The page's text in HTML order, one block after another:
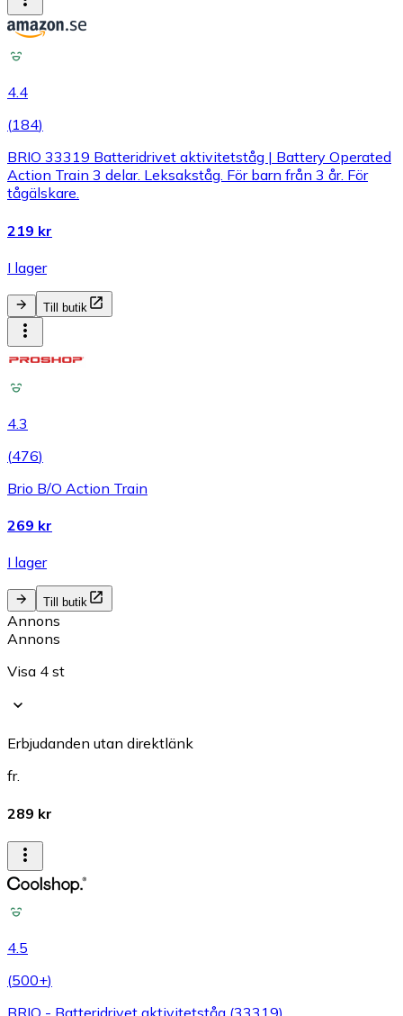
4.4
(184)
BRIO 33319 Batteridrivet aktivitetståg | Battery Operated
Action Train 3 delar. Leksakståg. För barn från 3 år. För
tågälskare.
219 kr
I lager
Till butik
4.3
(476)
Brio B/O Action Train
269 kr
I lager
Till butik
Annons
Annons
Visa 4 st
Erbjudanden utan direktlänk
fr.
289 kr
4.5
(500+)
BRIO - Batteridrivet aktivitetståg (33319)